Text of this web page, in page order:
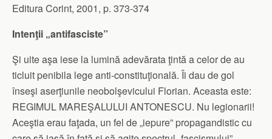
Editura Corint, 2001, p. 373-374
Intenţii „antifasciste”
Şi uite aşa iese la lumină adevărata ţintă a celor de au
ticluit penibila lege anti-constituţională. Îi dau de gol
înseşi aserţiunile neobolşevicului Florian. Aceasta este:
REGIMUL MAREŞALULUI ANTONESCU. Nu legionarii!
Aceştia erau faţada, un fel de „iepure” propagandistic cu